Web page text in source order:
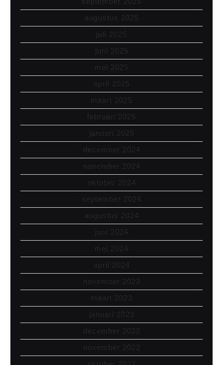
augustus 2025
juli 2025
juni 2025
mei 2025
april 2025
maart 2025
februari 2025
januari 2025
december 2024
november 2024
oktober 2024
september 2024
augustus 2024
juni 2024
mei 2024
april 2024
november 2023
maart 2023
januari 2023
december 2022
november 2022